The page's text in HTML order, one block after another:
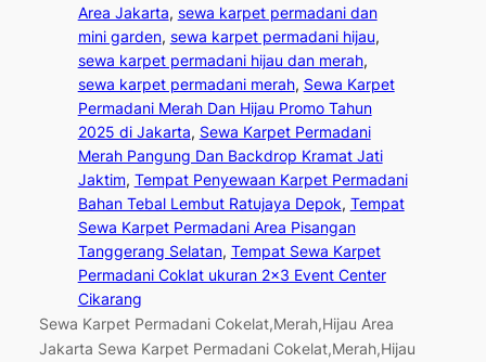
Area Jakarta, sewa karpet permadani dan
mini garden, sewa karpet permadani hijau
sewa karpet permadani hijau dan merah
sewa karpet permadani merah, Sewa Karpet
Permadani Merah Dan Hijau Promo Tahun
2025 di Jakarta, Sewa Karpet Permadani
Merah Pangung Dan Backdrop Kramat Jati
Jaktim, Tempat Penyewaan Karpet Permadani
Bahan Tebal Lembut Ratujaya Depok, Tempat
Sewa Karpet Permadani Area Pisangan
Tanggerang Selatan, Tempat Sewa Karpet
Permadani Coklat ukuran 2×3 Event Center
Cikarang
Sewa Karpet Permadani Cokelat,Merah,Hijau Area
Jakarta Sewa Karpet Permadani Cokelat,Merah,Hijau